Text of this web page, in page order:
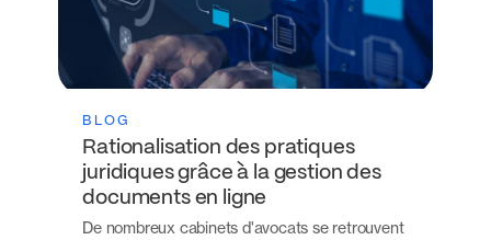
BLOG
Rationalisation des pratiques
juridiques grâce à la gestion des
documents en ligne
De nombreux cabinets d'avocats se retrouvent